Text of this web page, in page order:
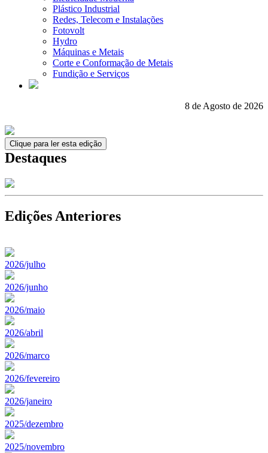
Plástico Industrial
Redes, Telecom e Instalações
Fotovolt
Hydro
Máquinas e Metais
Corte e Conformação de Metais
Fundição e Serviços
8 de Agosto de 2026
Clique para ler esta edição
Destaques
Edições Anteriores
2026/julho
2026/junho
2026/maio
2026/abril
2026/marco
2026/fevereiro
2026/janeiro
2025/dezembro
2025/novembro